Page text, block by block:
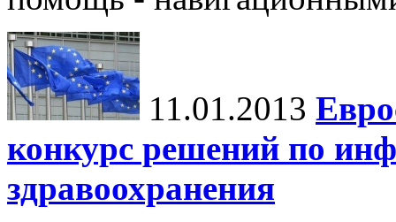
11.01.2013
конкурс решений по
здравоохранения